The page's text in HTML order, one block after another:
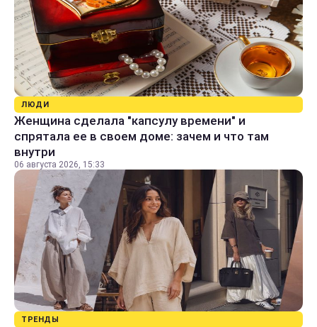
ЛЮДИ
Женщина сделала "капсулу времени" и
спрятала ее в своем доме: зачем и что там
внутри
06 августа 2026, 15:33
ТРЕНДЫ